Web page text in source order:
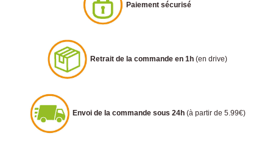
Paiement sécurisé
Retrait de la commande en 1h (en drive)
Envoi de la commande sous 24h (à partir de 5.99€)